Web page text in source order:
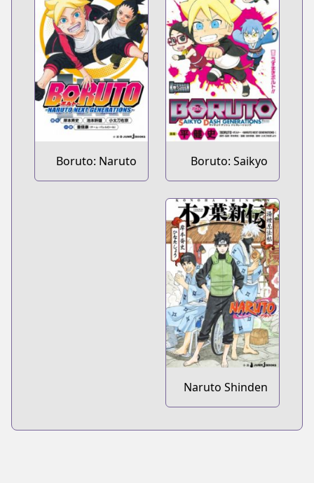
Boruto: Saikyo
Dash
Generations
Boruto: Naruto
Next
Naruto Shinden
Series